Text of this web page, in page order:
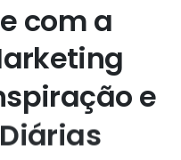
com a
e
Diárias